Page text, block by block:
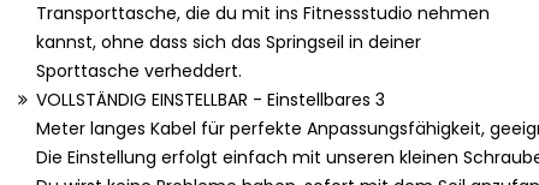
Transporttasche, die du mit ins Fitnessstudio nehmen
kannst, ohne dass sich das Springseil in deiner
Sporttasche verheddert.
VOLLSTÄNDIG EINSTELLBAR - Einstellbares 3
Meter langes Kabel für perfekte Anpassungsfähigkeit,
Die Einstellung erfolgt einfach mit unseren kleinen